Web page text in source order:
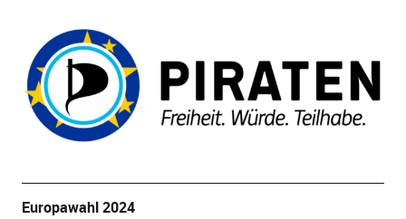
Europawahl 2024